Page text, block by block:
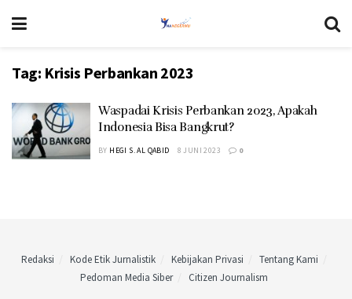
Tag: Krisis Perbankan 2023
Waspadai Krisis Perbankan 2023, Apakah
Indonesia Bisa Bangkrut?
BY HEGI S. AL QABID 8 JUNI 2023 0
Redaksi Kode Etik Jurnalistik Kebijakan Privasi
Tentang Kami
Pedoman Media Siber
Citizen Journalism